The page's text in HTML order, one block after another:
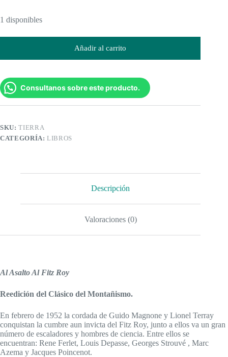
1 disponibles
Añadir al carrito
Consultanos sobre este producto.
SKU:TIERRA
CATEGORÍA:LIBROS
Descripción
Valoraciones (0)
Al Asalto Al Fitz Roy
Reedición del Clásico del Montañismo.
En febrero de 1952 la cordada de Guido Magnone y Lionel Terray
conquistan la cumbre aun invicta del Fitz Roy, junto a ellos va un gran
número de escaladores y hombres de ciencia. Entre ellos se
encuentran: Rene Ferlet, Louis Depasse, Georges Strouvé , Marc
Azema y Jacques Poincenot.